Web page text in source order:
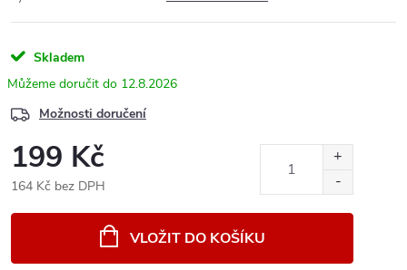
Skladem
12.8.2026
Možnosti doručení
199 Kč
164 Kč bez DPH
VLOŽIT DO KOŠÍKU